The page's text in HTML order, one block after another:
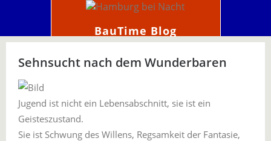
BauTime Blog
Sehnsucht nach dem Wunderbaren
Jugend ist nicht ein Lebensabschnitt, sie ist ein
Geisteszustand.
Sie ist Schwung des Willens, Regsamkeit der Fantasie,